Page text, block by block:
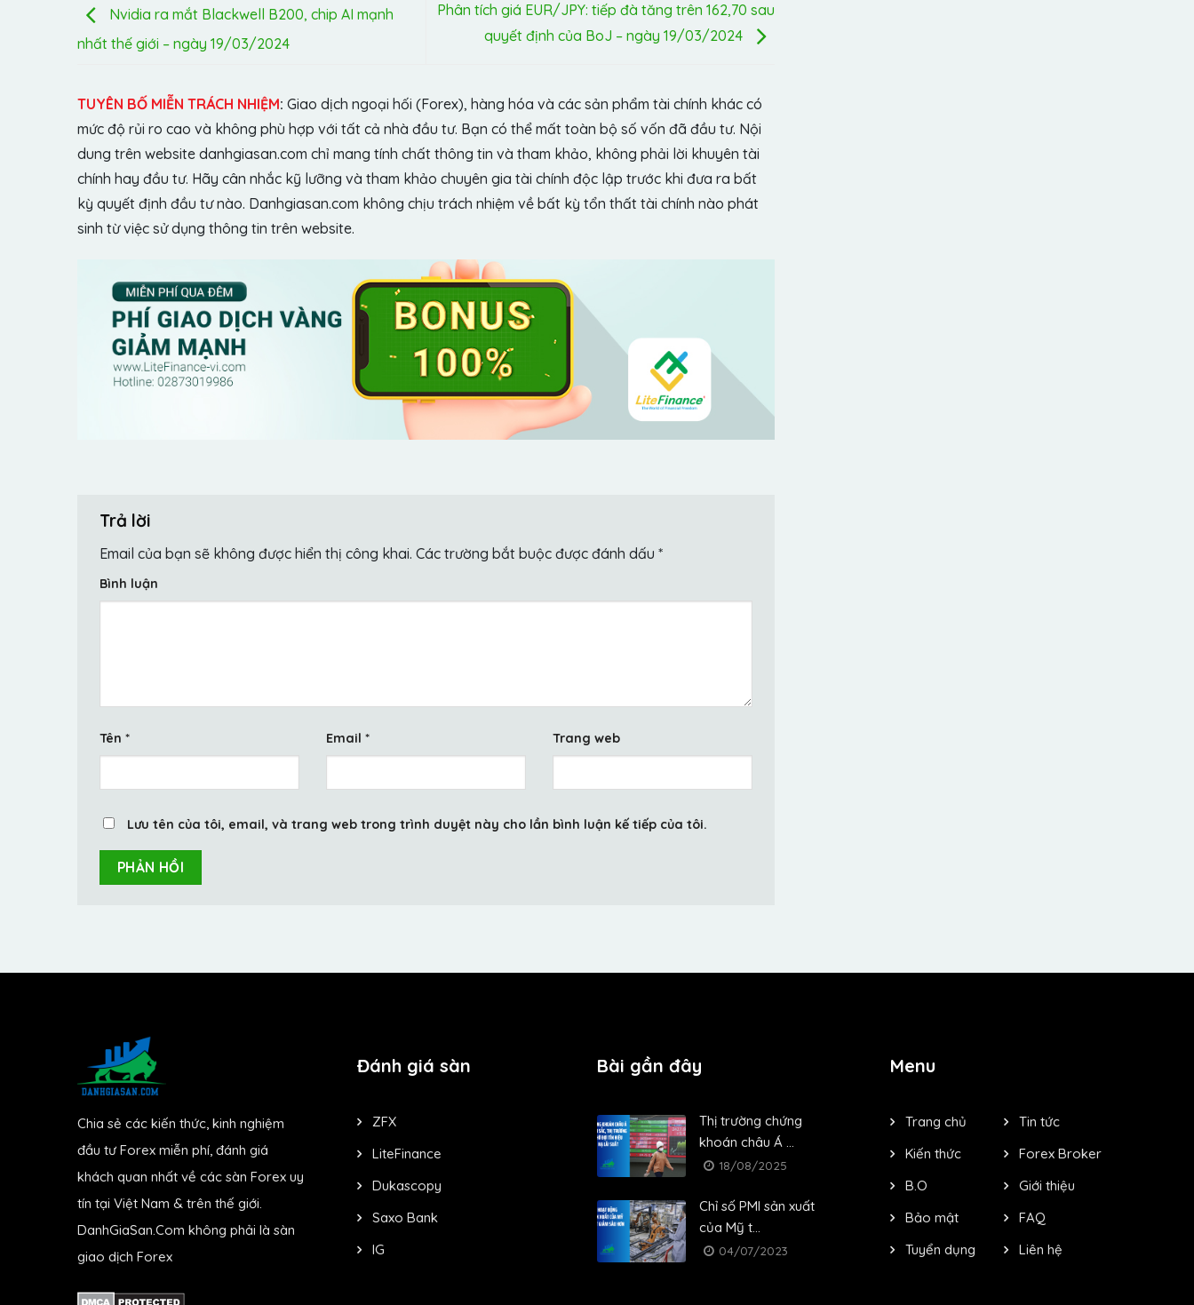
Nvidia ra mắt Blackwell B200, chip AI mạnh
nhất thế giới – ngày 19/03/2024
Phân tích giá EUR/JPY: tiếp đà tăng trên 162,70 sau
quyết định của BoJ – ngày 19/03/2024
TUYÊN BỐ MIỄN TRÁCH NHIỆM: Giao dịch ngoại hối (Forex), hàng hóa và các sản phẩm tài chính khác có
mức độ rủi ro cao và không phù hợp với tất cả nhà đầu tư. Bạn có thể mất toàn bộ số vốn đã đầu tư. Nội
dung trên website danhgiasan.com chỉ mang tính chất thông tin và tham khảo, không phải lời khuyên tài
chính hay đầu tư. Hãy cân nhắc kỹ lưỡng và tham khảo chuyên gia tài chính độc lập trước khi đưa ra bất
kỳ quyết định đầu tư nào. Danhgiasan.com không chịu trách nhiệm về bất kỳ tổn thất tài chính nào phát
sinh từ việc sử dụng thông tin trên website.
Trả lời
Email của bạn sẽ không được hiển thị công khai. Các trường bắt buộc được đánh dấu *
Bình luận
Tên * Email * Trang web
Lưu tên của tôi, email, và trang web trong trình duyệt này cho lần bình luận kế tiếp của tôi.
Chia sẻ các kiến thức, kinh nghiệm
đầu tư Forex miễn phí, đánh giá
khách quan nhất về các sàn Forex uy
tín tại Việt Nam & trên thế giới.
DanhGiaSan.Com không phải là sàn
giao dịch Forex
Đánh giá sàn
ZFX
LiteFinance
Dukascopy
Saxo Bank
IG
Bài gần đây
Thị trường chứng
khoán châu Á ...
18/08/2025
Chỉ số PMI sản xuất
của Mỹ t...
04/07/2023
Menu
Trang chủ
Tin tức
Kiến thức
Forex Broker
B.O
Giới thiệu
Bảo mật
FAQ
Tuyển dụng
Liên hệ